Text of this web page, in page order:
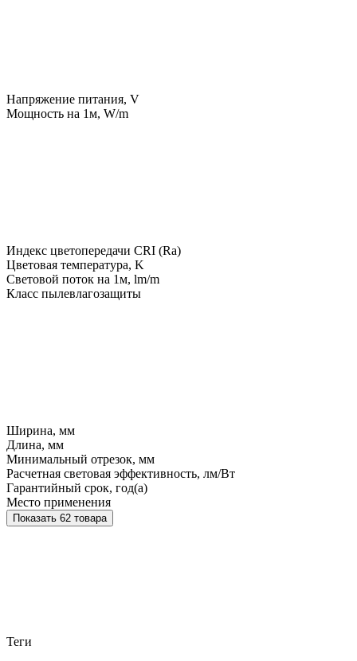
Напряжение питания, V
Мощность на 1м, W/m
Индекс цветопередачи CRI (Ra)
Цветовая температура, K
Световой поток на 1м, lm/m
Класс пылевлагозащиты
Ширина, мм
Длина, мм
Минимальный отрезок, мм
Расчетная световая эффективность, лм/Вт
Гарантийный срок, год(а)
Место применения
Показать 62 товара
Теги